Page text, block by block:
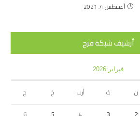
أغسطس 4, 2021
أرشيف شبكة فرح
فبراير 2026
ن ث أرب خ
ج
2
3
4
5
6